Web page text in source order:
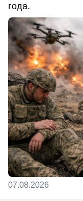
года.
07.08.2026